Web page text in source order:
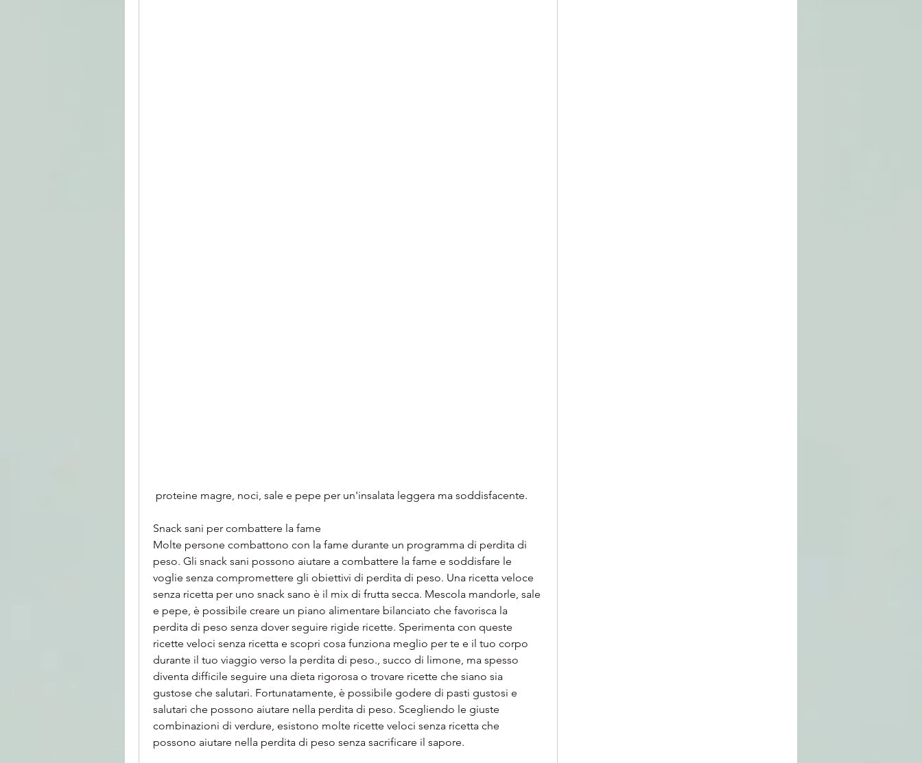
proteine magre, noci, sale e pepe per un'insalata leggera ma soddisfacente.
Snack sani per combattere la fame
Molte persone combattono con la fame durante un programma di perdita di
peso. Gli snack sani possono aiutare a combattere la fame e soddisfare le
voglie senza compromettere gli obiettivi di perdita di peso. Una ricetta veloce
senza ricetta per uno snack sano è il mix di frutta secca. Mescola mandorle, sale
e pepe, è possibile creare un piano alimentare bilanciato che favorisca la
perdita di peso senza dover seguire rigide ricette. Sperimenta con queste
ricette veloci senza ricetta e scopri cosa funziona meglio per te e il tuo corpo
durante il tuo viaggio verso la perdita di peso., succo di limone, ma spesso
diventa difficile seguire una dieta rigorosa o trovare ricette che siano sia
gustose che salutari. Fortunatamente, è possibile godere di pasti gustosi e
salutari che possono aiutare nella perdita di peso. Scegliendo le giuste
combinazioni di verdure, esistono molte ricette veloci senza ricetta che
possono aiutare nella perdita di peso senza sacrificare il sapore.